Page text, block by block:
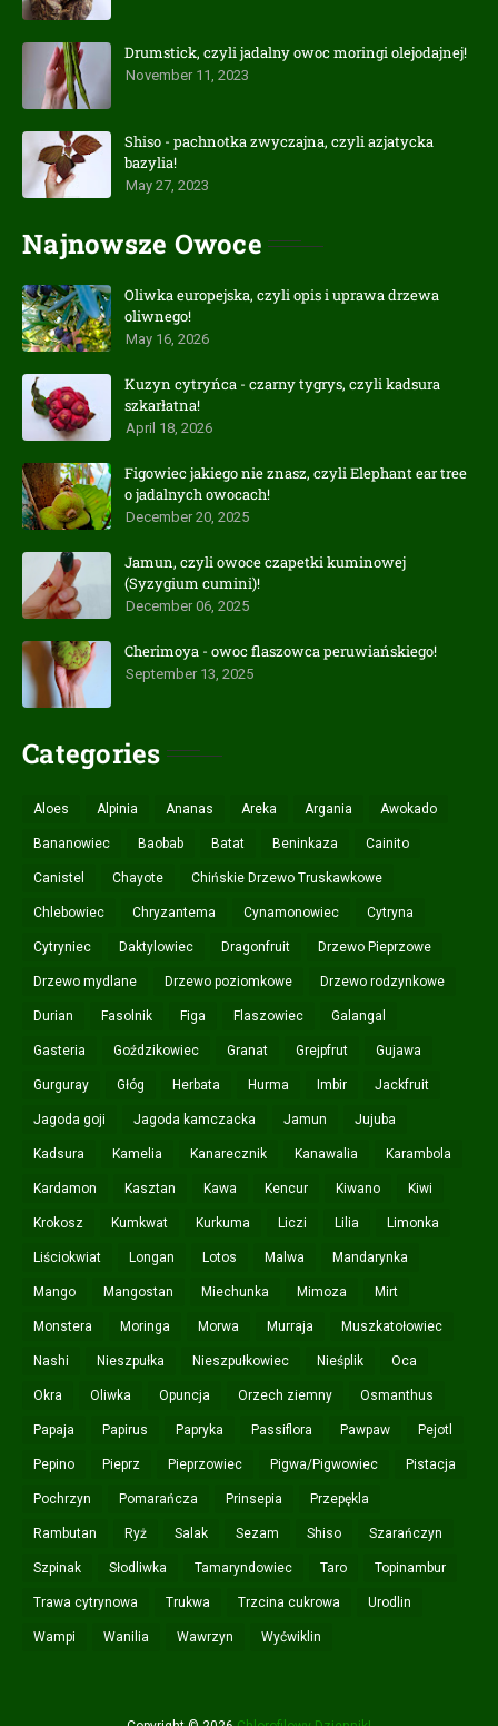
Drumstick, czyli jadalny owoc moringi olejodajnej!
November 11, 2023
Shiso - pachnotka zwyczajna, czyli azjatycka
bazylia!
May 27, 2023
Najnowsze Owoce
Oliwka europejska, czyli opis i uprawa drzewa
oliwnego!
May 16, 2026
Kuzyn cytryńca - czarny tygrys, czyli kadsura
szkarłatna!
April 18, 2026
Figowiec jakiego nie znasz, czyli Elephant ear tree
o jadalnych owocach!
December 20, 2025
Jamun, czyli owoce czapetki kuminowej
(Syzygium cumini)!
December 06, 2025
Cherimoya - owoc flaszowca peruwiańskiego!
September 13, 2025
Categories
Aloes Alpinia Ananas Areka Argania Awokado
Bananowiec Baobab Batat Beninkaza Cainito
Canistel Chayote Chińskie Drzewo Truskawkowe
Chlebowiec Chryzantema Cynamonowiec Cytryna
Cytryniec Daktylowiec Dragonfruit Drzewo Pieprzowe
Drzewo mydlane Drzewo poziomkowe Drzewo rodzynkowe
Durian Fasolnik Figa Flaszowiec Galangal
Gasteria Goździkowiec Granat Grejpfrut Gujawa
Gurguray Głóg Herbata Hurma Imbir Jackfruit
Jagoda goji Jagoda kamczacka Jamun Jujuba
Kadsura Kamelia Kanarecznik Kanawalia Karambola
Kardamon Kasztan Kawa Kencur Kiwano Kiwi
Krokosz Kumkwat Kurkuma Liczi Lilia Limonka
Liściokwiat Longan Lotos Malwa Mandarynka
Mango Mangostan Miechunka Mimoza Mirt
Monstera Moringa Morwa Murraja Muszkatołowiec
Nashi Nieszpułka Nieszpułkowiec Nieśplik Oca
Okra Oliwka Opuncja Orzech ziemny Osmanthus
Papaja Papirus Papryka Passiflora Pawpaw Pejotl
Pepino Pieprz Pieprzowiec Pigwa/Pigwowiec Pistacja
Pochrzyn Pomarańcza Prinsepia Przepękla
Rambutan Ryż Salak Sezam Shiso Szarańczyn
Szpinak Słodliwka Tamaryndowiec Taro Topinambur
Trawa cytrynowa Trukwa Trzcina cukrowa Urodlin
Wampi Wanilia Wawrzyn Wyćwiklin